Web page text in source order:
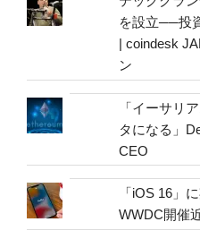
を設立──投
| coindesk
ン
「イーサリ
タになる」
CEO
「iOS 16」
WWDC開催